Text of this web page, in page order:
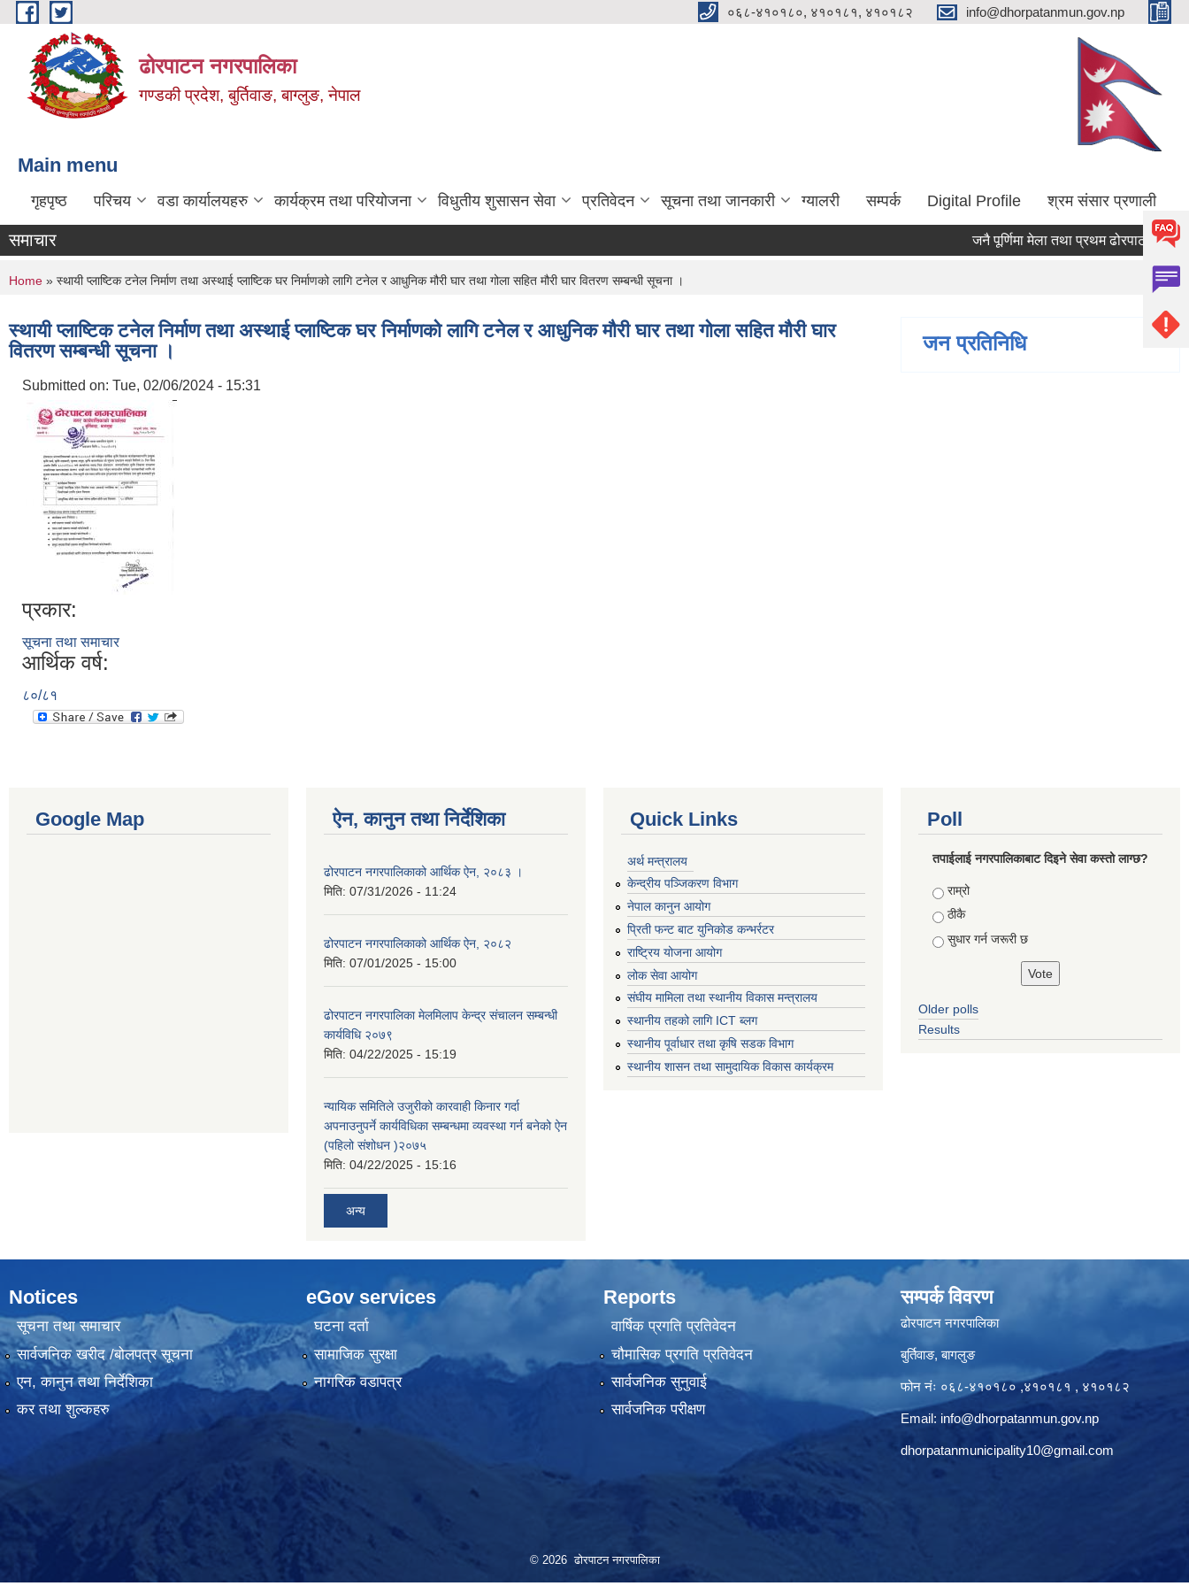
Skip to main content ०६८-४१०१८०, ४१०१८१, ४१०१८२ info@dhorpatanmun.gov.np
ढोरपाटन नगरपालिका
गण्डकी प्रदेश, बुर्तिवाङ, बाग्लुङ, नेपाल
Main menu
गृहपृष्ठ परिचय वडा कार्यालयहरु कार्यक्रम तथा परियोजना विधुतीय शुसासन सेवा प्रतिवेदन सूचना तथा जानकारी ग्यालरी सम्पर्क Digital Profile श्रम संसार प्रणाली
समाचार जनै पूर्णिमा मेला तथा प्रथम ढोरपाटन आलु
You are here
Home » स्थायी प्लाष्टिक टनेल निर्माण तथा अस्थाई प्लाष्टिक घर निर्माणको लागि टनेल र आधुनिक मौरी घार तथा गोला सहित मौरी घार वितरण सम्बन्धी सूचना ।
स्थायी प्लाष्टिक टनेल निर्माण तथा अस्थाई प्लाष्टिक घर निर्माणको लागि टनेल र आधुनिक मौरी घार तथा गोला सहित मौरी घार
वितरण सम्बन्धी सूचना ।
Submitted on: Tue, 02/06/2024 - 15:31
प्रकार:
सूचना तथा समाचार
आर्थिक वर्ष:
८०/८१
जन प्रतिनिधि
Google Map ऐन, कानुन तथा निर्देशिका
ढोरपाटन नगरपालिकाको आर्थिक ऐन, २०८३ ।
मिति: 07/31/2026 - 11:24
ढोरपाटन नगरपालिकाको आर्थिक ऐन, २०८२
मिति: 07/01/2025 - 15:00
ढोरपाटन नगरपालिका मेलमिलाप केन्द्र संचालन सम्बन्धी
कार्यविधि २०७९
मिति: 04/22/2025 - 15:19
न्यायिक समितिले उजुरीको कारवाही किनार गर्दा
अपनाउनुपर्ने कार्यविधिका सम्बन्धमा व्यवस्था गर्न बनेको ऐन
(पहिलो संशोधन )२०७५
मिति: 04/22/2025 - 15:16
अन्य
Quick Links
अर्थ मन्त्रालय
केन्द्रीय पञ्जिकरण विभाग
नेपाल कानुन आयोग
प्रिती फन्ट बाट युनिकोड कन्भर्रटर
राष्ट्रिय योजना आयोग
लोक सेवा आयोग
संघीय मामिला तथा स्थानीय विकास मन्त्रालय
स्थानीय तहको लागि ICT ब्लग
स्थानीय पूर्वाधार तथा कृषि सडक विभाग
स्थानीय शासन तथा सामुदायिक विकास कार्यक्रम
Poll
तपाईलाई नगरपालिकाबाट दिइने सेवा कस्तो लाग्छ?
Choices
राम्रो
ठीकै
सुधार गर्न जरूरी छ
Older polls
Results
Notices
सूचना तथा समाचार
सार्वजनिक खरीद /बोलपत्र सूचना
एन, कानुन तथा निर्देशिका
कर तथा शुल्कहरु
eGov services
घटना दर्ता
सामाजिक सुरक्षा
नागरिक वडापत्र
Reports
वार्षिक प्रगति प्रतिवेदन
चौमासिक प्रगति प्रतिवेदन
सार्वजनिक सुनुवाई
सार्वजनिक परीक्षण
सम्पर्क विवरण
ढोरपाटन नगरपालिका
बुर्तिवाङ, बागलुङ
फोन नंः ०६८-४१०१८० ,४१०१८१ , ४१०१८२
Email: info@dhorpatanmun.gov.np
dhorpatanmunicipality10@gmail.com
© 2026 ढोरपाटन नगरपालिका